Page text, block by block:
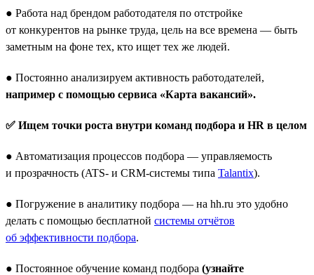
● Работа над брендом работодателя по отстройке
от конкурентов на рынке труда, цель на все времена — быть
заметным на фоне тех, кто ищет тех же людей.
● Постоянно анализируем активность работодателей,
например с помощью сервиса «Карта вакансий».
✅ Ищем точки роста внутри команд подбора и HR в целом
● Автоматизация процессов подбора — управляемость
и прозрачность (ATS- и CRM-системы типа Talantix).
● Погружение в аналитику подбора — на hh.ru это удобно
делать с помощью бесплатной системы отчётов
об эффективности подбора.
● Постоянное обучение команд подбора (узнайте